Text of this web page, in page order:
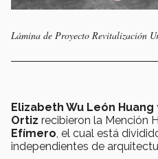
Lámina de Proyecto Revitalización
Elizabeth Wu León Huang
Ortiz recibieron la Mención
Efímero, el cual está
independientes de